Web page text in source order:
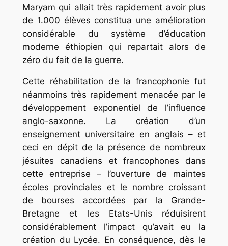
Maryam qui allait très rapidement avoir plus
de 1.000 élèves constitua une amélioration
considérable du système d’éducation
moderne éthiopien qui repartait alors de
zéro du fait de la guerre.
Cette réhabilitation de la francophonie fut
néanmoins très rapidement menacée par le
développement exponentiel de l’influence
anglo-saxonne. La création d’un
enseignement universitaire en anglais – et
ceci en dépit de la présence de nombreux
jésuites canadiens et francophones dans
cette entreprise – l’ouverture de maintes
écoles provinciales et le nombre croissant
de bourses accordées par la Grande-
Bretagne et les Etats-Unis réduisirent
considérablement l’impact qu’avait eu la
création du Lycée. En conséquence, dès le